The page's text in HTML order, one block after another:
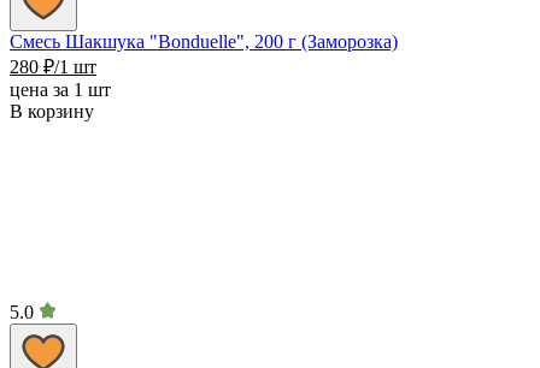
Смесь Шакшука "Bonduelle", 200 г (Заморозка)
280 ₽/1 шт
цена за 1 шт
В корзину
5.0